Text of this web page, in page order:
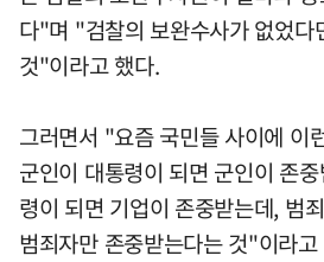
다"며 "검찰의 보완수사가 없었다
것"이라고 했다.
그러면서 "요즘 국민들 사이에 이
군인이 대통령이 되면 군인이 존
령이 되면 기업이 존중받는데, 범
범죄자만 존중받는다는 것"이라